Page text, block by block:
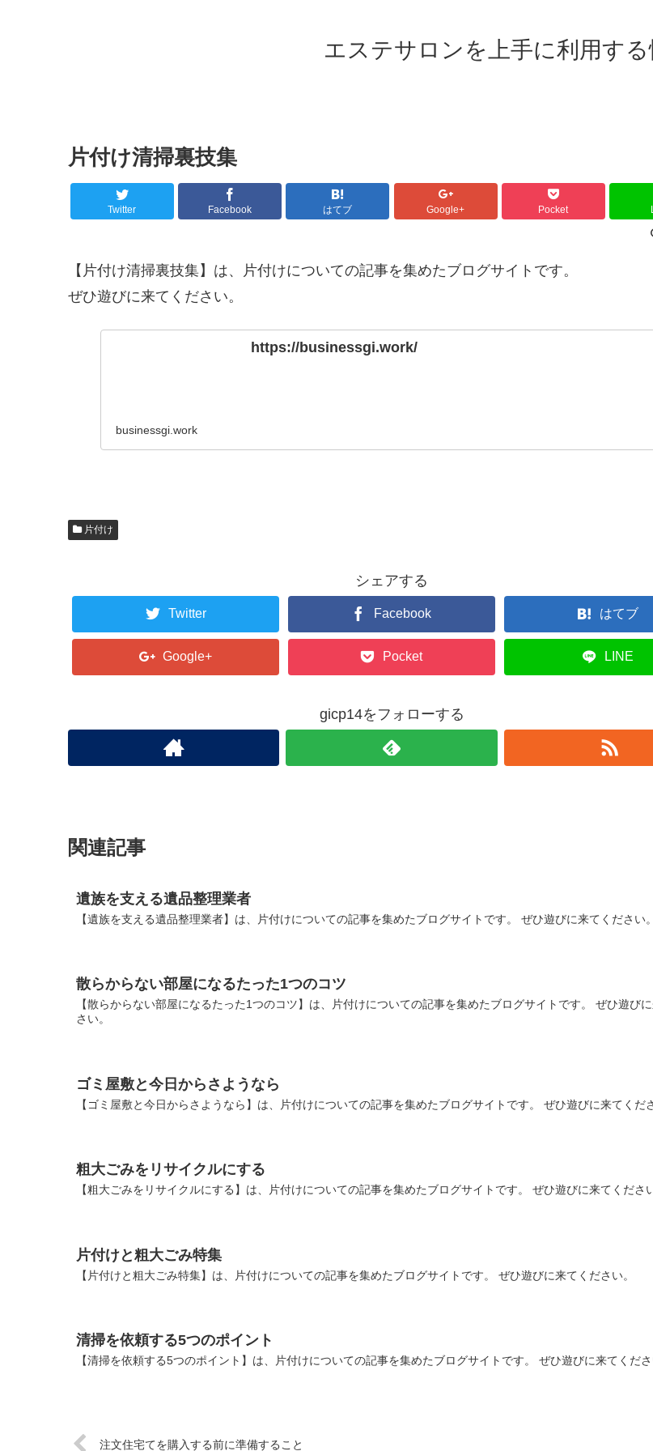
エステサロンを上手に利用する
片付け清掃裏技集
Twitter Facebook はてブ Google+ Pocket
【片付け清掃裏技集】は、片付けについての記事を集めたブログサイトです。
ぜひ遊びに来てください。
https://businessgi.work/
businessgi.work
片付け
シェアする
Twitter Facebook はてブ
Google+ Pocket LINE
gicp14をフォローする
関連記事
遺族を支える遺品整理業者
【遺族を支える遺品整理業者】は、片付けについての記事を集めたブログサイトです。 ぜひ遊びに来てください。
散らからない部屋になるたった1つのコツ
【散らからない部屋になるたった1つのコツ】は、片付けについての記事を集めたブログサイトです。 ぜひ遊び
さい。
ゴミ屋敷と今日からさようなら
【ゴミ屋敷と今日からさようなら】は、片付けについての記事を集めたブログサイトです。 ぜひ遊びに来てくだ
粗大ごみをリサイクルにする
【粗大ごみをリサイクルにする】は、片付けについての記事を集めたブログサイトです。 ぜひ遊びに来てください
片付けと粗大ごみ特集
【片付けと粗大ごみ特集】は、片付けについての記事を集めたブログサイトです。 ぜひ遊びに来てください。
清掃を依頼する5つのポイント
【清掃を依頼する5つのポイント】は、片付けについての記事を集めたブログサイトです。 ぜひ遊びに来てくださ
注文住宅てを購入する前に準備すること